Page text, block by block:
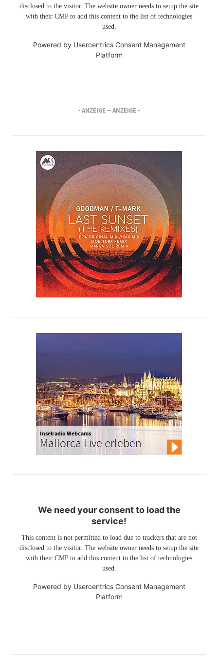
disclosed to the visitor. The website owner needs to setup the site
with their CMP to add this content to the list of technologies
used.
Powered by Usercentrics Consent Management
Platform
- ANZEIGE -- ANZEIGE -
Inselradio Webcams
Mallorca Live erleben
We need your consent to load the
service!
This content is not permitted to load due to trackers that are not
disclosed to the visitor. The website owner needs to setup the site
with their CMP to add this content to the list of technologies
used.
Powered by Usercentrics Consent Management
Platform